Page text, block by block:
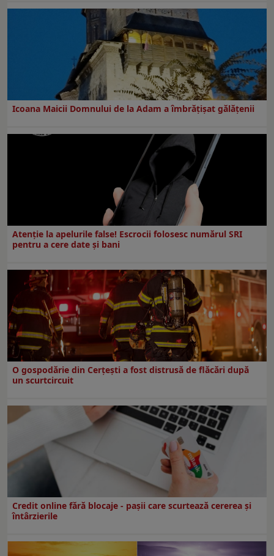
Icoana Maicii Domnului de la Adam a îmbrățișat gălățenii
Atenție la apelurile false! Escrocii folosesc numărul SRI
pentru a cere date și bani
O gospodărie din Cerțești a fost distrusă de flăcări după
un scurtcircuit
Credit online fără blocaje - pașii care scurtează cererea și
întârzierile